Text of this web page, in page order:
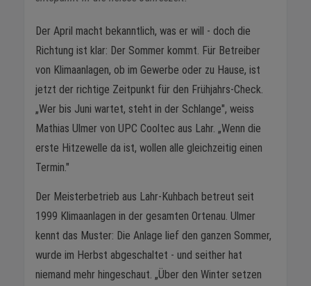
Der April macht bekanntlich, was er will - doch die
Richtung ist klar: Der Sommer kommt. Für Betreiber
von Klimaanlagen, ob im Gewerbe oder zu Hause, ist
jetzt der richtige Zeitpunkt für den Frühjahrs-Check.
„Wer bis Juni wartet, steht in der Schlange", weiss
Mathias Ulmer von UPC Cooltec aus Lahr. „Wenn die
erste Hitzewelle da ist, wollen alle gleichzeitig einen
Termin."
Der Meisterbetrieb aus Lahr-Kuhbach betreut seit
1999 Klimaanlagen in der gesamten Ortenau. Ulmer
kennt das Muster: Die Anlage lief den ganzen Sommer,
wurde im Herbst abgeschaltet - und seither hat
niemand mehr hingeschaut. „Über den Winter setzen